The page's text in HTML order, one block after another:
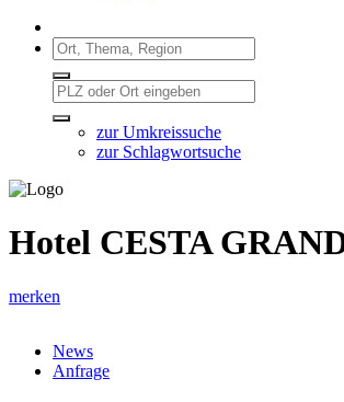
zur Umkreissuche
zur Schlagwortsuche
Hotel CESTA
merken
News
Anfrage